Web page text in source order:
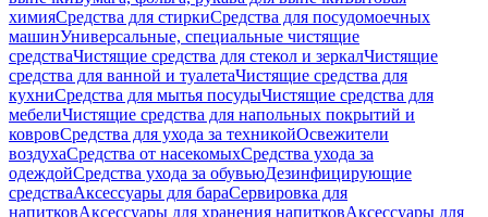
химияСредства для стиркиСредства для посудомоечных
машинУниверсальные, специальные чистящие
средстваЧистящие средства для стекол и зеркалЧистящие
средства для ванной и туалетаЧистящие средства для
кухниСредства для мытья посудыЧистящие средства для
мебелиЧистящие средства для напольных покрытий и
ковровСредства для ухода за техникойОсвежители
воздухаСредства от насекомыхСредства ухода за
одеждойСредства ухода за обувьюДезинфицирующие
средстваАксессуары для бараСервировка для
напитковАксессуары для хранения напитковАксессуары для